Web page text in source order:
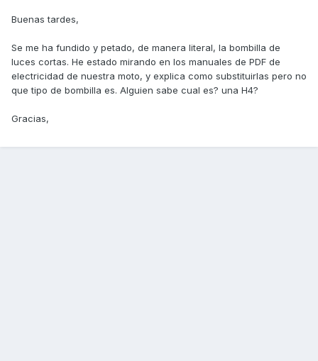
Buenas tardes,
Se me ha fundido y petado, de manera literal, la bombilla de
luces cortas. He estado mirando en los manuales de PDF de
electricidad de nuestra moto, y explica como substituirlas pero no
que tipo de bombilla es. Alguien sabe cual es? una H4?
Gracias,